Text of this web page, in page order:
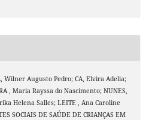
Wilner Augusto Pedro; CA, Elvira Adelia;
, Maria Rayssa do Nascimento; NUNES,
Helena Salles; LEITE , Ana Caroline
SOCIAIS DE SAÚDE DE CRIANÇAS EM